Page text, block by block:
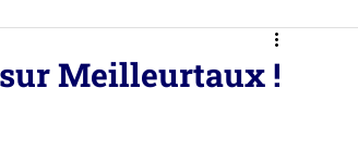
Meilleurtaux !